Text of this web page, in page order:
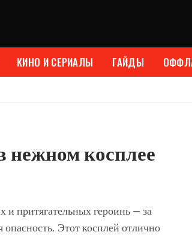
КИНО И СЕРИАЛЫ ГАЙДЫ
нежном косплее
и притягательных героинь — за
опасность. Этот косплей отлично